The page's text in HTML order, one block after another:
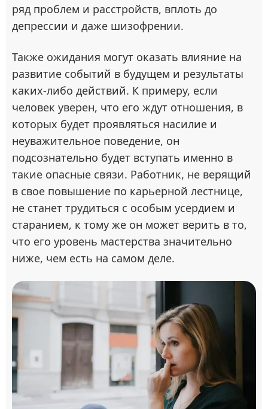
ряд проблем и расстройств, вплоть до
депрессии и даже шизофрении.
Также ожидания могут оказать влияние на
развитие событий в будущем и результаты
каких-либо действий. К примеру, если
человек уверен, что его ждут отношения, в
которых будет проявляться насилие и
неуважительное поведение, он
подсознательно будет вступать именно в
такие опасные связи. Работник, не верящий
в свое повышение по карьерной лестнице,
не станет трудиться с особым усердием и
старанием, к тому же он может верить в то,
что его уровень мастерства значительно
ниже, чем есть на самом деле.